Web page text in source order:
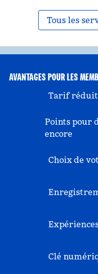
Tous les
AVANTAGES POUR LES
Tarif
Points pour
encore
Choix de
Clé